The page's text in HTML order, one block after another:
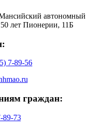
автономный
лет Пионерии, 11Б
7-89-56
граждан:
89-73